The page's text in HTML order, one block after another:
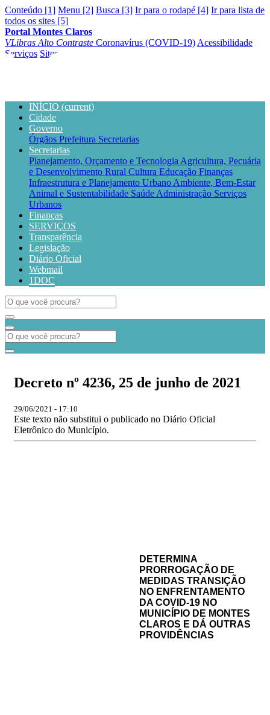
Conteúdo [1] Menu [2] Busca [3] Ir para o rodapé [4] Ir para lista de
todos os sites [5]
Portal Montes Claros
VLibras Alto Contraste Coronavírus (COVID-19) Acessibilidade
Serviços Sites
INÍCIO (current)
Cidade
Governo
Órgãos Prefeitura Secretarias
Secretarias
Planejamento, Orçamento e Tecnologia Agricultura, Pecuária
e Desenvolvimento Rural Cultura Educação Finanças
Infraestrutura e Planejamento Urbano Ambiente, Bem-Estar
Animal e Sustentabilidade Saúde Administração Serviços
Urbanos
Finanças
SERVIÇOS
Transparência
Legislação
Diário Oficial
Webmail
1DOC
Decreto nº 4236, 25 de junho de 2021
29/06/2021 - 17:10
Este texto não substitui o publicado no Diário Oficial
Eletrônico do Município.
DETERMINA
PRORROGAÇÃO DE
MEDIDAS TRANSIÇÃO
NO ENFRENTAMENTO
DA COVID-19 NO
MUNICÍPIO DE MONTES
CLAROS E DÁ OUTRAS
PROVIDÊNCIAS